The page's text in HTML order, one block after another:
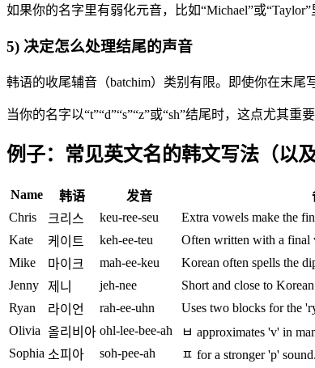
如果你的名字里有弱化元音，比如“Michael”或
5) 决定怎么处理结尾的声音
韩语的收尾辅音（batchim）类别有限。即使你在末尾
当你的名字以“t”“d”“s”“z”或“sh”结尾时，这点尤其
例子：常见英文名的韩文写法（以及
Name 韩语 发音
Chris
크리스 keu-ree-seu
Extra vowels make the
Kate
케이트 keh-ee-teu
Often written with a final
Mike
마이크 mah-ee-keu
Korean often spells the
Jenny
제니 jeh-nee
Short and close to
Ryan
라이언 rah-ee-uhn
Uses two blocks for the
Olivia 올리비아 ohl-lee-bee-ah
ㅂ approximates 'v' in
Sophia 소피아 soh-pee-ah
ㅍ for a stronger 'p' sound.